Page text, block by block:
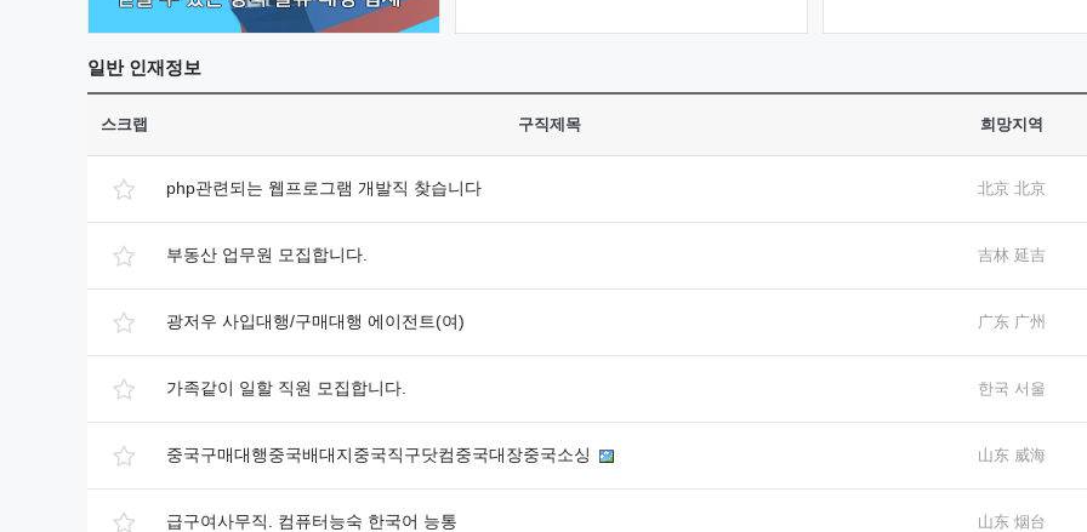
일반인재정보
스크랩 구직제목 희망지역
php관련되는 웹프로그램 개발직 찾습니다 北京 北京
부동산 업무원 모집합니다. 吉林 延吉
광저우 사입대행/구매대행 에이전트(여) 广东 广州
가족같이 일할 직원 모집합니다. 한국 서울
중국구매대행중국배대지중국직구닷컴중국대장중국소싱 山东 威海
급구여사무직. 컴퓨터능숙 한국어 능통 山东 烟台